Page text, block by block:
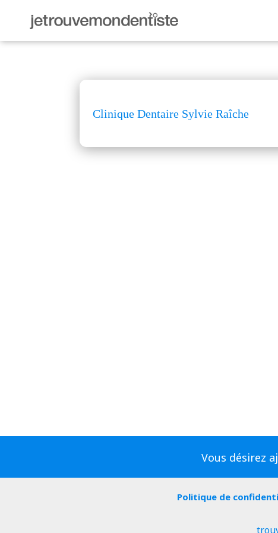
Clinique Dentaire Sylvie Raîche
Vous désirez
Politique de